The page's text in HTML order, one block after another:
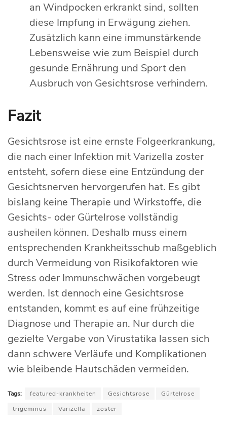
an Windpocken erkrankt sind, sollten
diese Impfung in Erwägung ziehen.
Zusätzlich kann eine immunstärkende
Lebensweise wie zum Beispiel durch
gesunde Ernährung und Sport den
Ausbruch von Gesichtsrose verhindern.
Fazit
Gesichtsrose ist eine ernste Folgeerkrankung,
die nach einer Infektion mit Varizella zoster
entsteht, sofern diese eine Entzündung der
Gesichtsnerven hervorgerufen hat. Es gibt
bislang keine Therapie und Wirkstoffe, die
Gesichts- oder Gürtelrose vollständig
ausheilen können. Deshalb muss einem
entsprechenden Krankheitsschub maßgeblich
durch Vermeidung von Risikofaktoren wie
Stress oder Immunschwächen vorgebeugt
werden. Ist dennoch eine Gesichtsrose
entstanden, kommt es auf eine frühzeitige
Diagnose und Therapie an. Nur durch die
gezielte Vergabe von Virustatika lassen sich
dann schwere Verläufe und Komplikationen
wie bleibende Hautschäden vermeiden.
Tags: featured-krankheiten Gesichtsrose
Gürtelrose
trigeminus
Varizella zoster